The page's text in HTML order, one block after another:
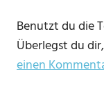
Benutzt du die
Überlegst du
einen